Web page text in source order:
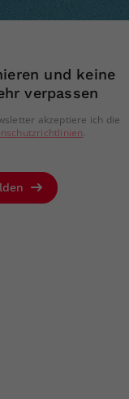
und keine
verpassen
akzeptiere ich die
.